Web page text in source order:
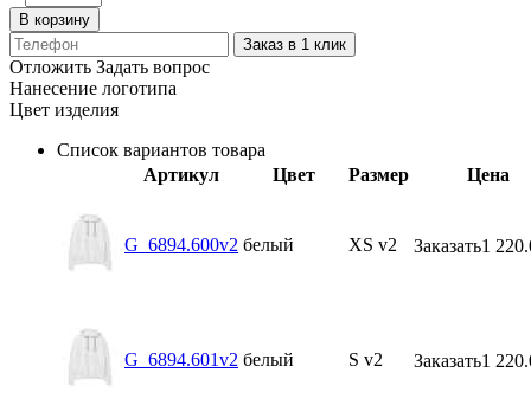
В корзину
Заказ в 1 клик
Отложить Задать вопрос
Нанесение логотипа
Цвет изделия
Список вариантов товара
Артикул
Цвет Размер Цена
G_6894.600v2 белый XS v2 Заказать1
G_6894.601v2 белый S v2 Заказать1